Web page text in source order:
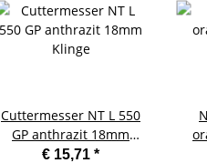
Cuttermesser NT L 550
GP anthrazit 18mm
Klinge
€ 15,71 *